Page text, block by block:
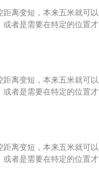
第二种原因，遥控器本身
第三种原因，车辆的遥控
，造成不灵敏。 第四种原
匙的不灵敏。
离变短，本来五米就可以
者是需要在特定的位置才
： 第一种原因，遥控钥匙
但是不代表钥匙电池电量
第二种原因，遥控器本身
第三种原因，车辆的遥控
，造成不灵敏。 第四种原
匙的不灵敏。
离变短，本来五米就可以
者是需要在特定的位置才
： 第一种原因，遥控钥匙
但是不代表钥匙电池电量
第二种原因，遥控器本身
第三种原因，车辆的遥控
，造成不灵敏。 第四种原
匙的不灵敏。
离变短，本来五米就可以
者是需要在特定的位置才
： 第一种原因，遥控钥匙